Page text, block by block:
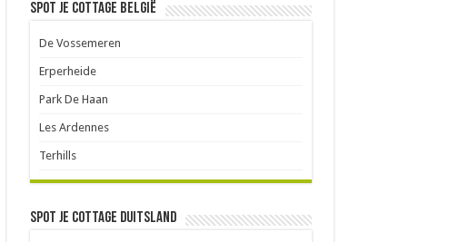
Spot je cottage België
De Vossemeren
Erperheide
Park De Haan
Les Ardennes
Terhills
Spot je cottage Duitsland